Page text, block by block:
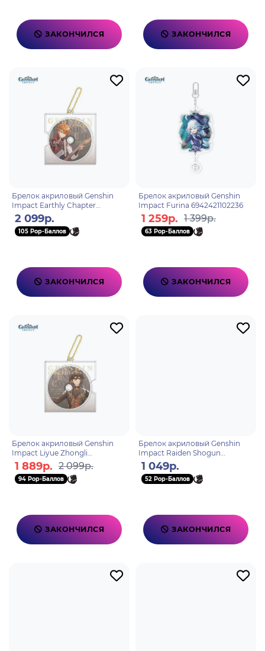
ЗАКОНЧИЛСЯ ЗАКОНЧИЛСЯ
Брелок акриловый Genshin
Impact Earthly Chapter
Tartaglia 6976525002024
2 099р.
105 Pop-Баллов
ЗАКОНЧИЛСЯ
Брелок акриловый Genshin
Impact Furina 6942421102236
1 259р. 1 399р.
63 Pop-Баллов
ЗАКОНЧИЛСЯ
Брелок акриловый Genshin
Impact Liyue Zhongli
6976525002000
1 889р. 2 099р.
94 Pop-Баллов
ЗАКОНЧИЛСЯ
Брелок акриловый Genshin
Impact Raiden Shogun
6942421104094
1 049р.
52 Pop-Баллов
ЗАКОНЧИЛСЯ